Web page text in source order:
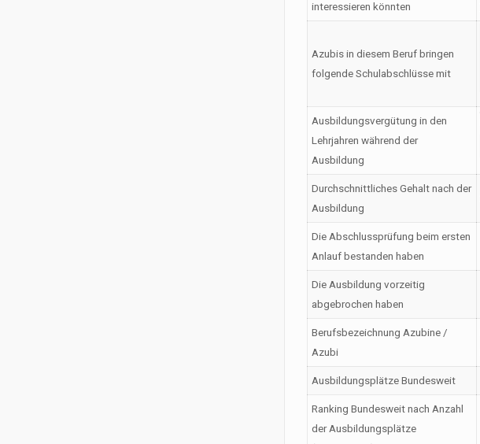
interessieren könnten
Azubis in diesem Beruf bringen
folgende Schulabschlüsse mit
Ausbildungsvergütung in den
Lehrjahren während der
Ausbildung
Durchschnittliches Gehalt nach der
Ausbildung
Die Abschlussprüfung beim ersten
Anlauf bestanden haben
Die Ausbildung vorzeitig
abgebrochen haben
Berufsbezeichnung Azubine /
Azubi
Ausbildungsplätze Bundesweit
Ranking Bundesweit nach Anzahl
der Ausbildungsplätze